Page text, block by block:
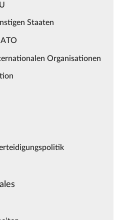
Staaten
Organisationen